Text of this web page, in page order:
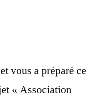
vous a préparé ce
« Association